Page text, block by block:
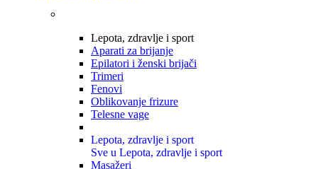
Lepota, zdravlje i sport
Aparati za brijanje
Epilatori i ženski brijači
Trimeri
Fenovi
Oblikovanje frizure
Telesne vage
Lepota, zdravlje i sport
Sve u Lepota, zdravlje i sport
Masažeri